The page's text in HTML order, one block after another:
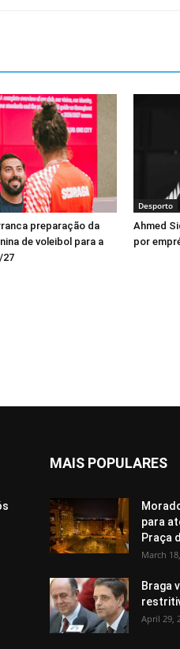
preparação da
de voleibol para a
27
Desporto
Ahmed
por
MAIS POPULARES
para
Praça
March
Braga
April 29,